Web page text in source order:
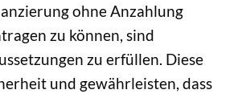
ohne Anzahlung
zu können, sind
zu erfüllen. Diese
und gewährleisten, dass